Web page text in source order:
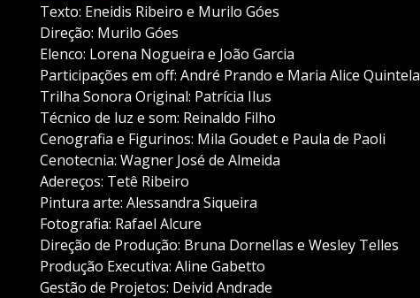
Texto: Eneidis Ribeiro e Murilo Góes
Direção: Murilo Góes
Elenco: Lorena Nogueira e João Garcia
Participações em off: André Prando e Maria Alice Quintela
Trilha Sonora Original: Patrícia Ilus
Técnico de luz e som: Reinaldo Filho
Cenografia e Figurinos: Mila Goudet e Paula de Paoli
Cenotecnia: Wagner José de Almeida
Adereços: Tetê Ribeiro
Pintura arte: Alessandra Siqueira
Fotografia: Rafael Alcure
Direção de Produção: Bruna Dornellas e Wesley Telles
Produção Executiva: Aline Gabetto
Gestão de Projetos: Deivid Andrade